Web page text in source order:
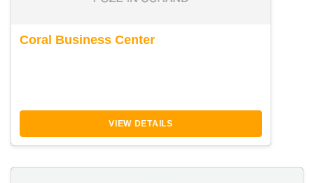
Coral Business Center
VIEW DETAILS